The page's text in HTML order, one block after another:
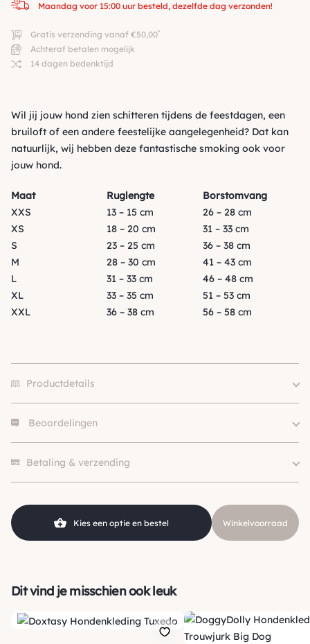
Maandag voor 15:00 uur besteld, dezelfde dag verzonden!
Gratis verzending vanaf €50,00*
Achteraf betalen mogelijk
14 dagen bedenktijd
Wil jij jouw hond zien schitteren tijdens de feestdagen, een
bruiloft of een andere feestelijke aangelegenheid? Dat kan
natuurlijk, wij hebben deze fantastische smoking ook voor
jouw hond.
Maat Ruglengte
Borstomvang
XXS
13 – 15 cm
26 – 28 cm
XS
18 – 20 cm
31 – 33 cm
S
23 – 25 cm
36 – 38 cm
M
28 – 30 cm
41 – 43 cm
L
31 – 33 cm
46 – 48 cm
XL
33 – 35 cm
51 – 53 cm
XXL
36 – 38 cm 56 – 58 cm
Productdetails
Merk
Size
XXS, XS, S, M, L
Kleur
Hondgrootte
Beoordelingen
Betaling & verzending
Kies een optie en bestel Winkelvoorraad
Dit vind je misschien ook leuk